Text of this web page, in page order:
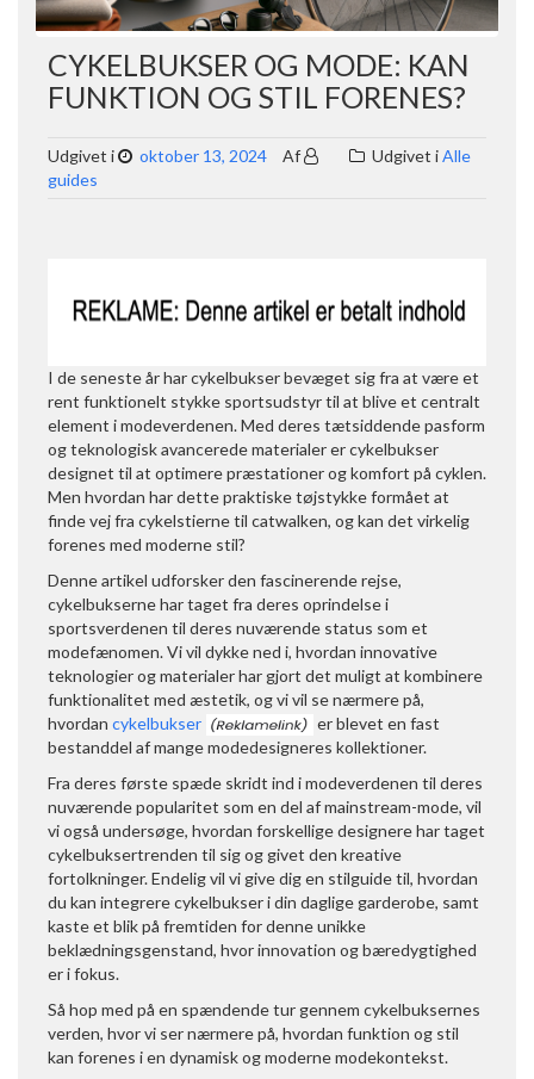
CYKELBUKSER OG MODE: KAN
FUNKTION OG STIL FORENES?
Udgivet i oktober 13, 2024 Af Udgivet iAlle
guides
I de seneste år har cykelbukser bevæget sig fra at være et
rent funktionelt stykke sportsudstyr til at blive et centralt
element i modeverdenen. Med deres tætsiddende pasform
og teknologisk avancerede materialer er cykelbukser
designet til at optimere præstationer og komfort på cyklen.
Men hvordan har dette praktiske tøjstykke formået at
finde vej fra cykelstierne til catwalken, og kan det virkelig
forenes med moderne stil?
Denne artikel udforsker den fascinerende rejse,
cykelbukserne har taget fra deres oprindelse i
sportsverdenen til deres nuværende status som et
modefænomen. Vi vil dykke ned i, hvordan innovative
teknologier og materialer har gjort det muligt at kombinere
funktionalitet med æstetik, og vi vil se nærmere på,
hvordan cykelbukser
er blevet en fast
bestanddel af mange modedesigneres kollektioner.
Fra deres første spæde skridt ind i modeverdenen til deres
nuværende popularitet som en del af mainstream-mode, vil
vi også undersøge, hvordan forskellige designere har taget
cykelbuksertrenden til sig og givet den kreative
fortolkninger. Endelig vil vi give dig en stilguide til, hvordan
du kan integrere cykelbukser i din daglige garderobe, samt
kaste et blik på fremtiden for denne unikke
beklædningsgenstand, hvor innovation og bæredygtighed
er i fokus.
Så hop med på en spændende tur gennem cykelbuksernes
verden, hvor vi ser nærmere på, hvordan funktion og stil
kan forenes i en dynamisk og moderne modekontekst.